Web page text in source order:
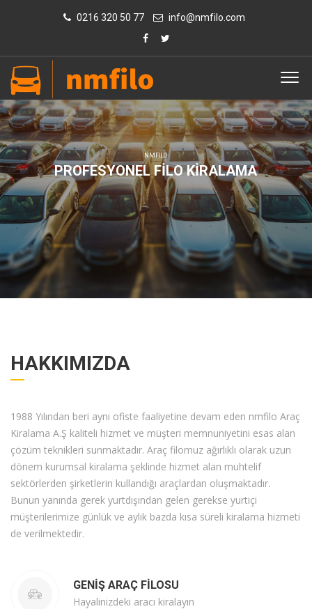
0216 320 50 77 info@nmfilo.com
NMFILO
PROFESYONEL FILO KIRALAMA
HAKKIMIZDA
1988 Yılından beri aynı ofiste faaliyetine devam eden nmfilo Araç
Kiralama A.Ş kaliteli hizmet ve müşteri memnuniyetini esas alan
çözüm teknikleri sunmaktadır. Araç filomuz ağırlıklı olarak uzun
dönem kurumsal kiralama şeklinde hizmet alan muhtelif
sektörlerden şirketlerin kullandığı araçlardan oluşmaktadır.
Bunun yanında gerek yurtdışından gelen gerekse yurtiçi
müşterilerimize günlük ve aylık bazda kısa süreli kiralama hizmeti
de verilmektedir.
GENIŞ ARAÇ FILOSU
Hayalinizdeki aracı kiralayın